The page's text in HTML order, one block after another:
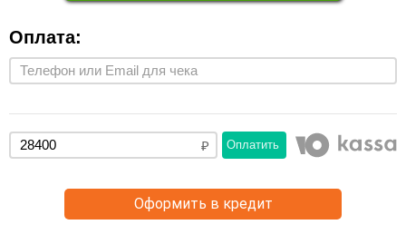
Оплата:
Оплатить
Оформить в кредит